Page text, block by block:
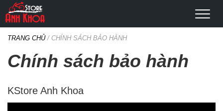
TRANG CHỦ/ CHÍNH SÁCH BẢO HÀNH
Chính sách bảo hành
KStore Anh Khoa